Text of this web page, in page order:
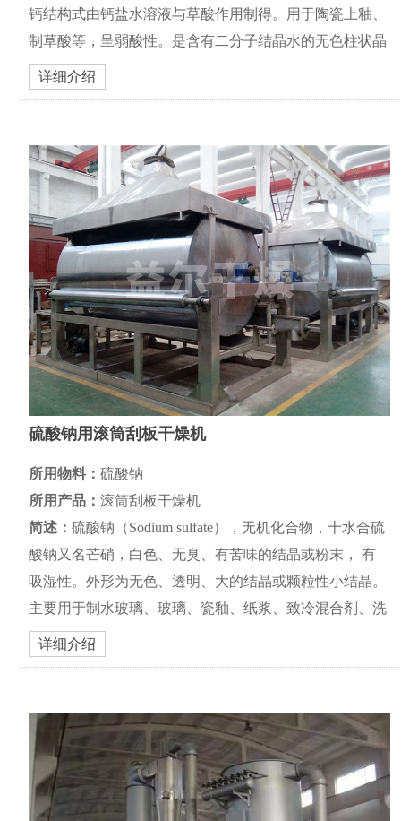
钙结构式由钙盐水溶液与草酸作用制得。用于陶瓷上釉、
制草酸等，呈弱酸性。是含有二分子结晶水的无色柱状晶
体，是植物特别是草本植物常具有的成分，多以钾盐或钙
盐的形式存在。秋海棠、芭蕉中以游离酸的形式存在。草
详细介绍
硫酸钠用滚筒刮板干燥机
所用物料：硫酸钠
所用产品：滚筒刮板干燥机
简述：硫酸钠（Sodium sulfate），无机化合物，十水合硫
酸钠又名芒硝，白色、无臭、有苦味的结晶或粉末， 有
吸湿性。外形为无色、透明、大的结晶或颗粒性小结晶。
主要用于制水玻璃、玻璃、瓷釉、纸浆、致冷混合剂、洗
涤剂、干燥剂、染料稀释剂、分析化学试剂、医药品等
详细介绍